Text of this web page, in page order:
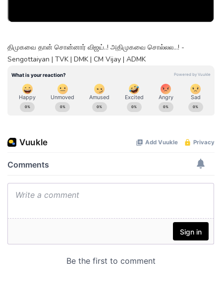
திமுகவை தான் சொன்னார் விஜய்..! அதிமுகவை சொல்லல...! -
Sengottaiyan | TVK | DMK | CM Vijay | ADMK